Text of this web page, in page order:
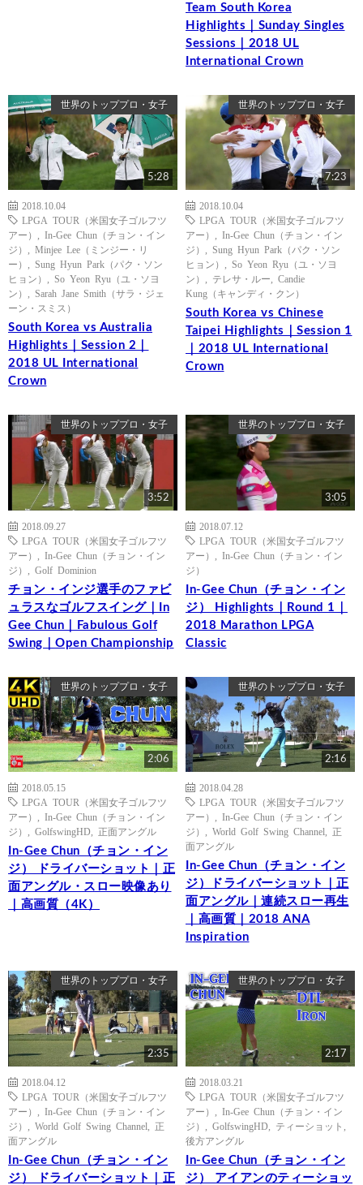
Team South Korea
Highlights｜Sunday Singles
Sessions｜2018 UL
International Crown
世界のトッププロ・女子
5:28
2018.10.04
LPGA TOUR（米国女子ゴルフツ
アー）
In-Gee Chun（チョン・イン
ジ）
Minjee Lee（ミンジー・リ
ー）
Sung Hyun Park（パク・ソン
ヒョン）
So Yeon Ryu（ユ・ソヨ
ン）
Sarah Jane Smith（サラ・ジェ
ーン・スミス）
South Korea vs Australia
Highlights｜Session 2｜
2018 UL International
Crown
世界のトッププロ・女子
7:23
2018.10.04
LPGA TOUR（米国女子ゴルフツ
アー）
In-Gee Chun（チョン・イン
ジ）
Sung Hyun Park（パク・ソン
ヒョン）
So Yeon Ryu（ユ・ソヨ
ン）
テレサ・ルー
Candie
Kung（キャンディ・クン）
South Korea vs Chinese
Taipei Highlights｜Session 1
｜2018 UL International
Crown
世界のトッププロ・女子
3:52
2018.09.27
LPGA TOUR（米国女子ゴルフツ
アー）
In-Gee Chun（チョン・イン
ジ）
Golf Dominion
チョン・インジ選手のファビ
ュラスなゴルフスイング｜In
Gee Chun｜Fabulous Golf
Swing｜Open Championship
世界のトッププロ・女子
3:05
2018.07.12
LPGA TOUR（米国女子ゴルフツ
アー）
In-Gee Chun（チョン・イン
ジ）
In-Gee Chun（チョン・イン
ジ） Highlights｜Round 1｜
2018 Marathon LPGA
Classic
世界のトッププロ・女子
2:06
2018.05.15
LPGA TOUR（米国女子ゴルフツ
アー）
In-Gee Chun（チョン・イン
ジ）
GolfswingHD 正面アングル
In-Gee Chun（チョン・イン
ジ） ドライバーショット｜正
面アングル・スロー映像あり
｜高画質（4K）
世界のトッププロ・女子
2:16
2018.04.28
LPGA TOUR（米国女子ゴルフツ
アー）
In-Gee Chun（チョン・イン
ジ）
World Golf Swing Channel
正
面アングル
In-Gee Chun（チョン・イン
ジ）ドライバーショット｜正
面アングル｜連続スロー再生
｜高画質｜2018 ANA
Inspiration
世界のトッププロ・女子
2:35
2018.04.12
LPGA TOUR（米国女子ゴルフツ
アー）
In-Gee Chun（チョン・イン
ジ）
World Golf Swing Channel
正
面アングル
In-Gee Chun（チョン・イン
ジ） ドライバーショット｜正
世界のトッププロ・女子
2:17
2018.03.21
LPGA TOUR（米国女子ゴルフツ
アー）
In-Gee Chun（チョン・イン
ジ）
GolfswingHD ティーショット
後方アングル
In-Gee Chun（チョン・イン
ジ） アイアンのティーショッ